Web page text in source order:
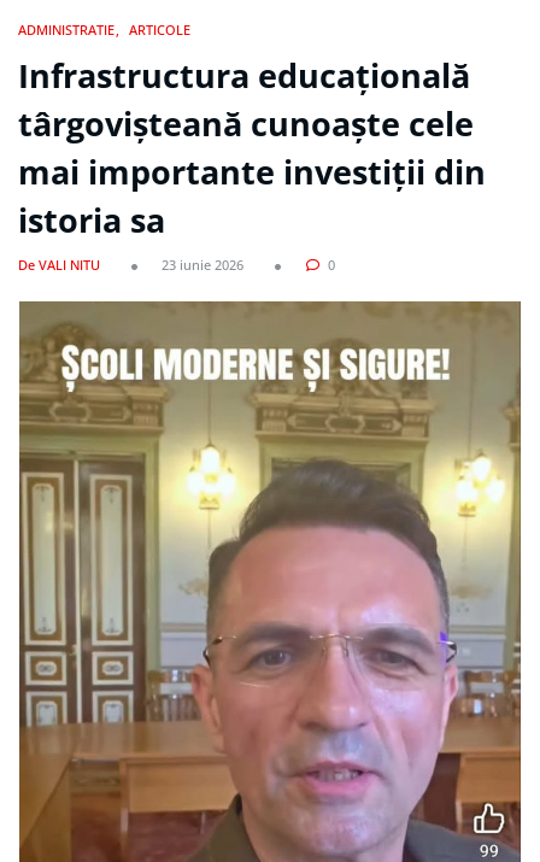
ADMINISTRATIE ARTICOLE
Infrastructura educațională
târgovișteană cunoaște cele
mai importante investiții din
istoria sa
De VALI NITU 23 iunie 2026 0